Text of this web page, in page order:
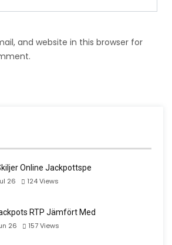
and website in this browser for
Online Jackpottspe
26
124Views
RTP Jämfört Med
26
157Views